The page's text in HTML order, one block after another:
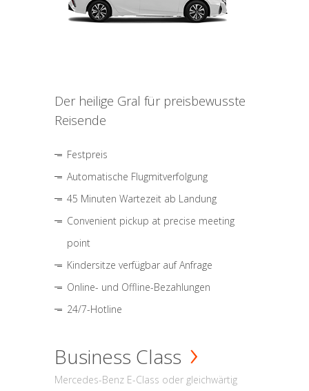
Der heilige Gral für preisbewusste
Reisende
Festpreis
Automatische Flugmitverfolgung
45 Minuten Wartezeit ab Landung
Convenient pickup at precise meeting
point
Kindersitze verfügbar auf Anfrage
Online- und Offline-Bezahlungen
24/7-Hotline
Business Class
Mercedes-Benz E-Class oder gleichwärtig